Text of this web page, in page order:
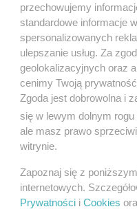
Budziska:
77-
przechowujemy
standardowe informacje
spersonalizowanych
ulepszanie usług. Za
geolokalizacyjnych oraz
cenimy Twoją
Zgoda jest dobrowolna i
się w lewym dolnym rogu
ale masz prawo
witrynie.
Zapoznaj się z
internetowych.
Prywatności i Cookies